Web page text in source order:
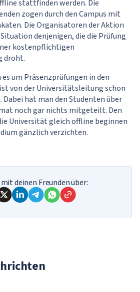
stattfinden werden. Die
zogen durch den Campus mit
Die Organisatoren der Aktion
denjenigen, die die Prüfung
kostenpflichtigen
droht.
um Präsenzprüfungen in den
von der Universitätsleitung schon
Dabei hat man den Studenten über
noch gar nichts mitgeteilt. Den
Universität gleich offline beginnen
gänzlich verzichten.
deinen Freunden über: